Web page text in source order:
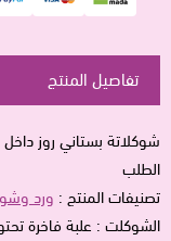
تفاصيل المنتج
شوكلاتة بستاني روز
الطلب
تصنيفات المنتج : ورد